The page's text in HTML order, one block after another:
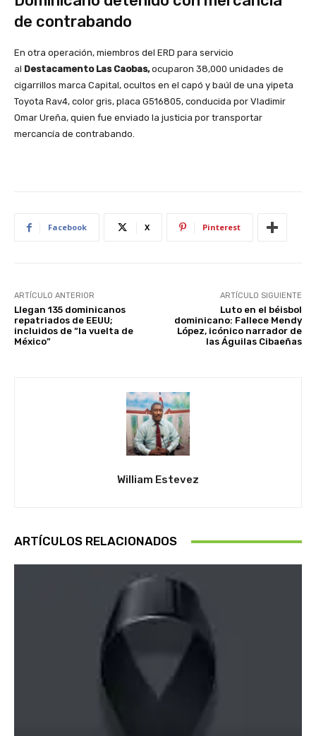
de contrabando
En otra operación, miembros del ERD para servicio
al Destacamento Las Caobas,ocuparon 38,000 unidades de
cigarrillos marca Capital, ocultos en el capó y baúl de una yipeta
Toyota Rav4, color gris, placa G516805, conducida por Vladimir
Omar Ureña, quien fue enviado la justicia por transportar
mercancía de contrabando.
Facebook X Pinterest
ARTÍCULO ANTERIOR
Llegan 135 dominicanos
repatriados de EEUU;
incluidos de “la vuelta de
México”
ARTÍCULO SIGUIENTE
Luto en el béisbol
dominicano: Fallece Mendy
López, icónico narrador de
las Águilas Cibaeñas
William Estevez
ARTÍCULOS RELACIONADOS